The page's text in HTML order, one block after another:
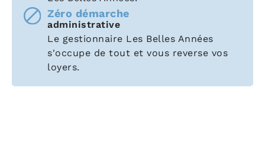
Zéro démarche
administrative
Le gestionnaire Les Belles Années
s'occupe de tout et vous reverse vos
loyers.